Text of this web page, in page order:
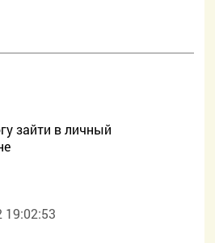
зайти в личный
19:02:53